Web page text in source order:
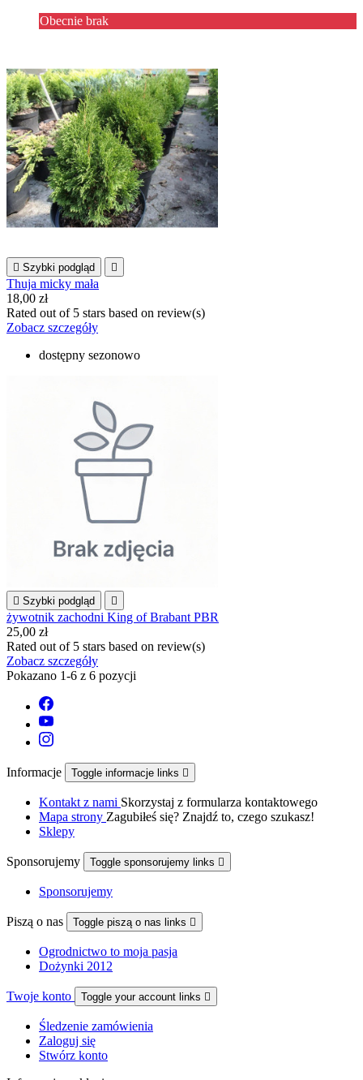
Obecnie brak
 Szybki podgląd 
Thuja micky mała
18,00 zł
Rated out of 5 stars based on review(s)
Zobacz szczegóły
dostępny sezonowo
 Szybki podgląd 
żywotnik zachodni King of Brabant PBR
25,00 zł
Rated out of 5 stars based on review(s)
Zobacz szczegóły
Pokazano 1-6 z 6 pozycji
Informacje Toggle informacje links 
Kontakt z nami Skorzystaj z formularza kontaktowego
Mapa strony Zagubiłeś się? Znajdź to, czego szukasz!
Sklepy
Sponsorujemy Toggle sponsorujemy links 
Sponsorujemy
Piszą o nas Toggle piszą o nas links 
Ogrodnictwo to moja pasja
Dożynki 2012
Twoje konto Toggle your account links 
Śledzenie zamówienia
Zaloguj się
Stwórz konto